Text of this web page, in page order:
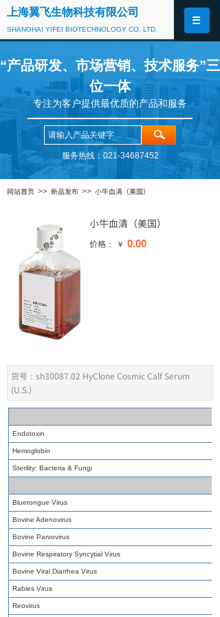
SHANGHAI YIFEI BIOTECHNOLOGY CO. LTD.
上海翼飞生物科技有限公司
“产品研发、市场营销、技术服务”三
位一体
专注为客户提供最优质的产品和服务
服务热线：021-34687452
网站首页 >> 新品发布 >> 小牛血清（美国）
小牛血清（美国）
价格： ￥ 0.00
货号：sh30087.02 HyClone Cosmic Calf Serum
(U.S.)
Endotoxin
Hemoglobin
Sterility: Bacteria & Fungi
Bluetongue Virus
Bovine Adenovirus
Bovine Parvovirus
Bovine Respiratory Syncytial Virus
Bovine Viral Diarrhea Virus
Rabies Virus
Reovirus